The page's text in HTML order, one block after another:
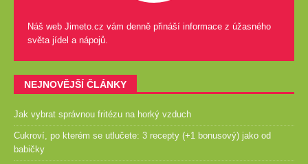
Náš web Jimeto.cz vám denně přináší informace z úžasného
světa jídel a nápojů.
NEJNOVĚJŠÍ ČLÁNKY
Jak vybrat správnou fritézu na horký vzduch
Cukroví, po kterém se utlučete: 3 recepty (+1 bonusový) jako od
babičky